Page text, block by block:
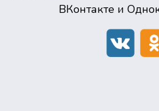
ВКонтакте и